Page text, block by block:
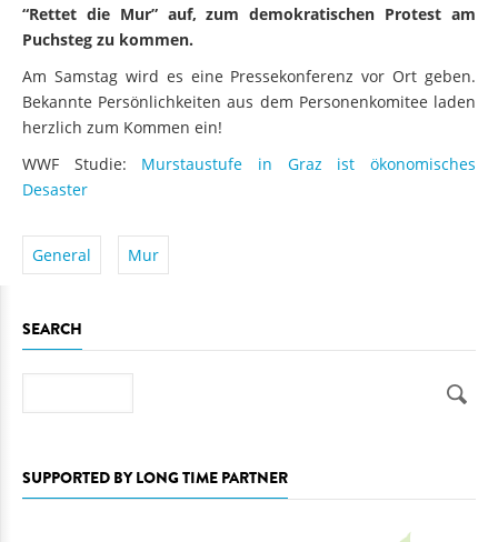
“Rettet die Mur” auf, zum demokratischen Protest am
Puchsteg zu kommen.
Am Samstag wird es eine Pressekonferenz vor Ort geben.
Bekannte Persönlichkeiten aus dem Personenkomitee laden
herzlich zum Kommen ein!
WWF Studie: Murstaustufe in Graz ist ökonomisches
Desaster
General Mur
SEARCH
SUPPORTED BY LONG TIME PARTNER